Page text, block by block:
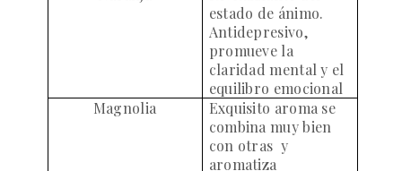
estado de ánimo.
Antidepresivo,
promueve la
claridad mental y el
equilibro emocional
Magnolia
Exquisito aroma se
combina muy bien
con otras y
aromatiza